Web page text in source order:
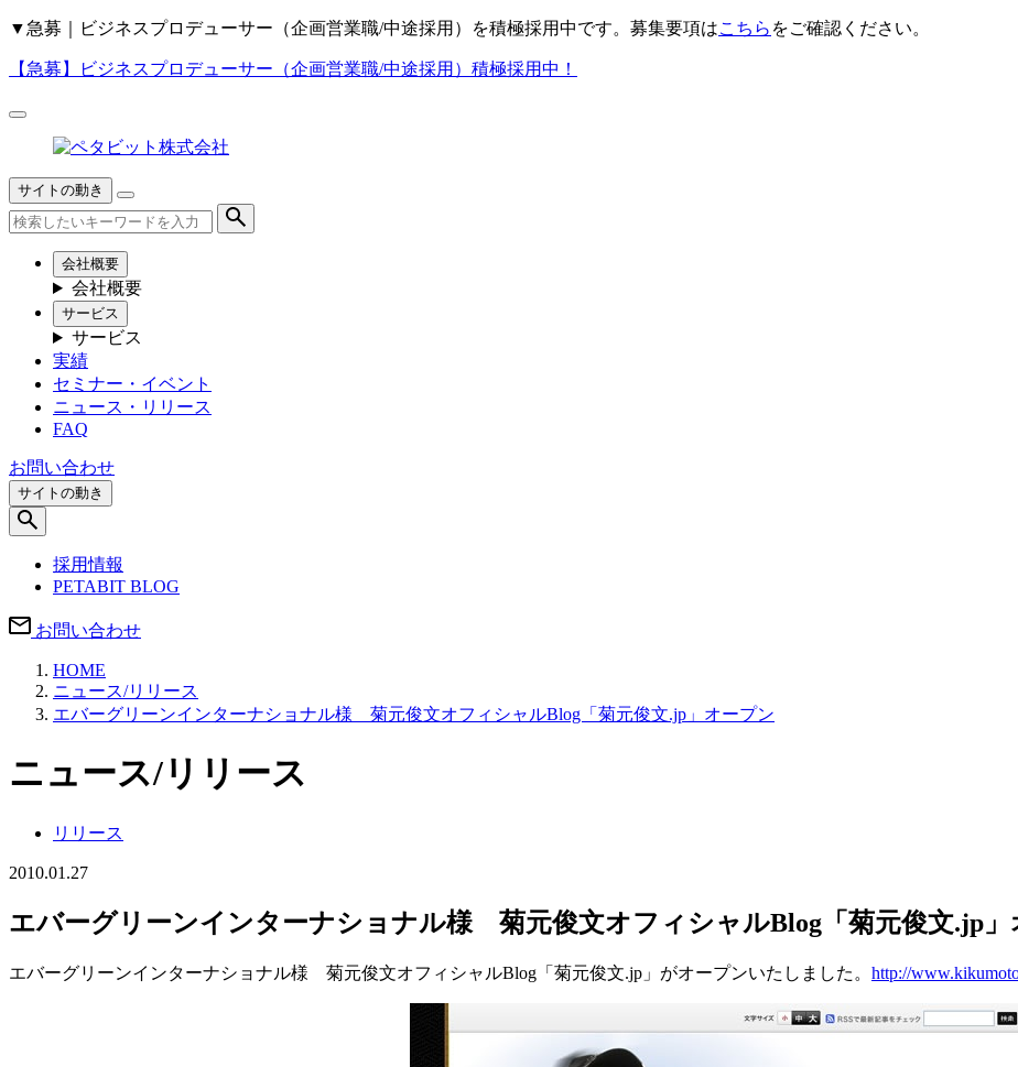
▼ 急募｜ビジネスプロデューサー（企画営業職/中途採用）を積極採用中です。募集要項はこちら をご確認ください。
【急募】 ビジネスプロデューサー（企画営業職/中途採用）積極採用中！
サイトの動き
会社概要
会社概要
サービス
サービス
実績
セミナー・イベント
ニュース・リリース
FAQ
お問い合わせ
サイトの動き
採用情報
PETABIT BLOG
お問い合わせ
HOME
ニュース/リリース
エバーグリーンインターナショナル様 菊元俊文オフィシャルBlog「菊元俊文.jp」オープン
ニュース/リリース
リリース
2010.01.27
エバーグリーンインターナショナル様 菊元俊文オフィシャルBlog「菊元俊文.jp」
エバーグリーンインターナショナル様 菊元俊文オフィシャルBlog「菊元俊文.jp」がオープンいたしました。 http://